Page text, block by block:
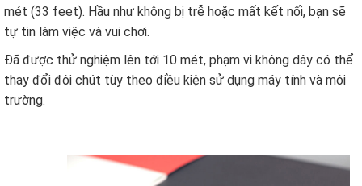
mét (33 feet). Hầu như không bị trễ hoặc mất kết nối, bạn sẽ
tự tin làm việc và vui chơi.
Đã được thử nghiệm lên tới 10 mét, phạm vi không dây có thể
thay đổi đôi chút tùy theo điều kiện sử dụng máy tính và môi
trường.